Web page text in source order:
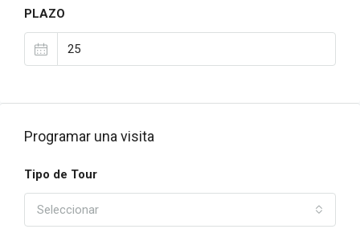
PLAZO
Programar una visita
Tipo de Tour
Seleccionar